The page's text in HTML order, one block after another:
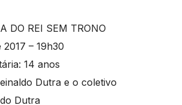
DO REI SEM TRONO
2017 – 19h30
14 anos
Dutra e o coletivo
Dutra